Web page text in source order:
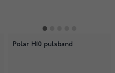
Polar H10 pulsband